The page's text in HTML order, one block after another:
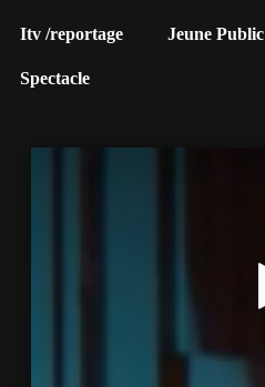
Itv /reportage Jeune Public
Spectacle